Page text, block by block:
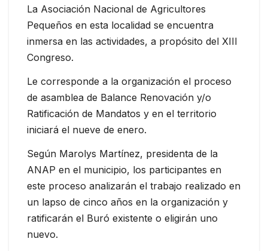
La Asociación Nacional de Agricultores
Pequeños en esta localidad se encuentra
inmersa en las actividades, a propósito del XIII
Congreso.
Le corresponde a la organización el proceso
de asamblea de Balance Renovación y/o
Ratificación de Mandatos y en el territorio
iniciará el nueve de enero.
Según Marolys Martínez, presidenta de la
ANAP en el municipio, los participantes en
este proceso analizarán el trabajo realizado en
un lapso de cinco años en la organización y
ratificarán el Buró existente o eligirán uno
nuevo.